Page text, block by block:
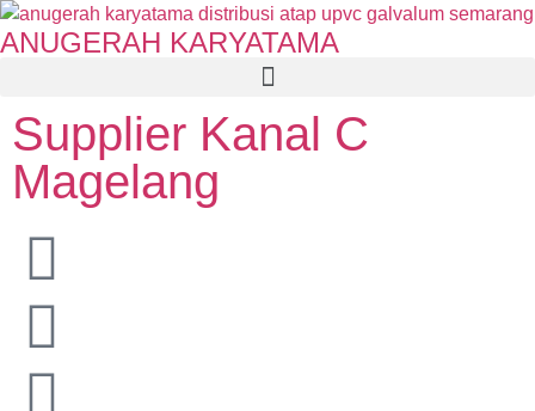
ANUGERAH KARYATAMA
Supplier Kanal C
Magelang